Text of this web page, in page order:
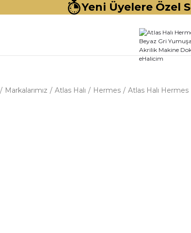
Yeni Üyelere Özel
Markalarımız Atlas Halı Hermes Atlas Halı